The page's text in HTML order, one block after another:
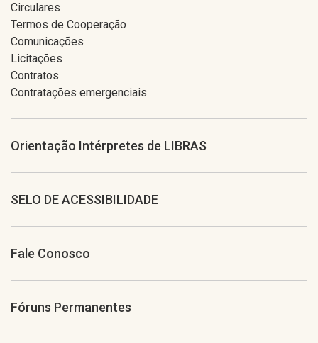
Circulares
Termos de Cooperação
Comunicações
Licitações
Contratos
Contratações emergenciais
Orientação Intérpretes de LIBRAS
SELO DE ACESSIBILIDADE
Fale Conosco
Fóruns Permanentes